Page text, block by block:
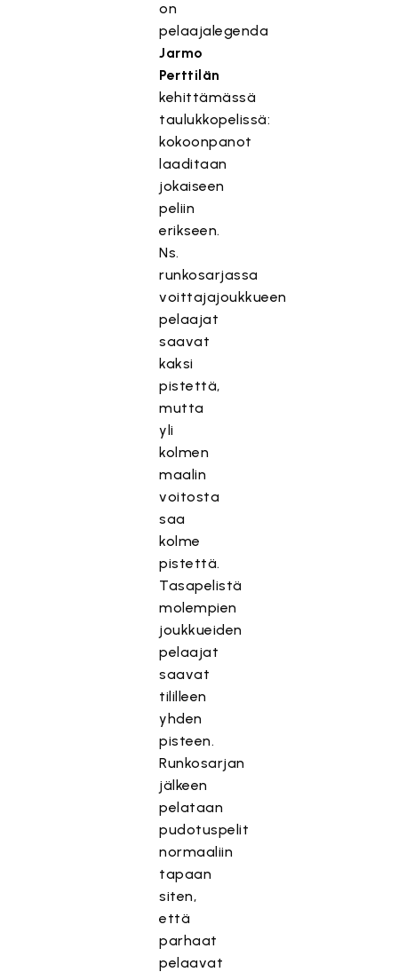
on
pelaajalegenda
Jarmo
Perttilän
kehittämässä
taulukkopelissä:
kokoonpanot
laaditaan
jokaiseen
peliin
erikseen.
Ns.
runkosarjassa
voittajajoukkueen
pelaajat
saavat
kaksi
pistettä,
mutta
yli
kolmen
maalin
voitosta
saa
kolme
pistettä.
Tasapelistä
molempien
joukkueiden
pelaajat
saavat
tililleen
yhden
pisteen.
Runkosarjan
jälkeen
pelataan
pudotuspelit
normaaliin
tapaan
siten,
että
parhaat
pelaavat